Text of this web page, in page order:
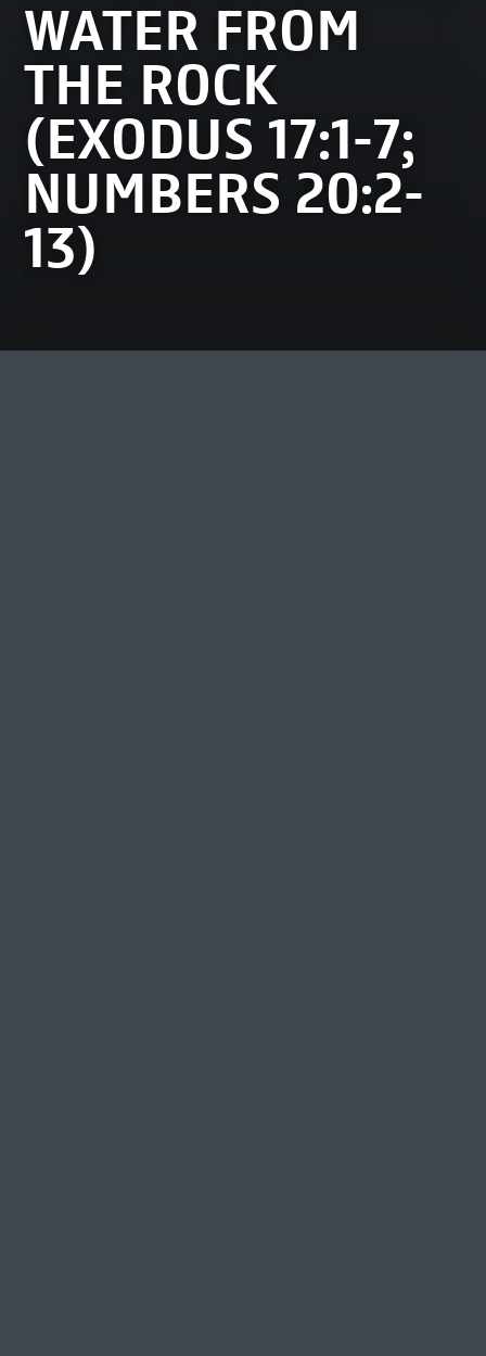
WATER FROM
THE ROCK
(EXODUS 17:1-7;
NUMBERS 20:2-
13)